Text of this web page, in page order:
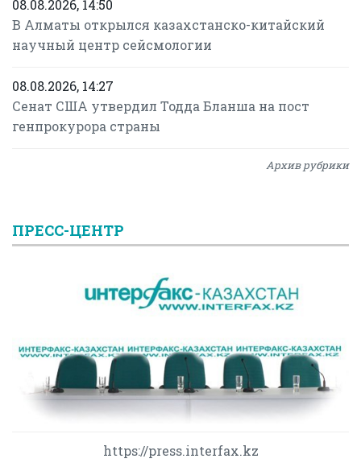
08.08.2026, 14:50
В Алматы открылся казахстанско-китайский
научный центр сейсмологии
08.08.2026, 14:27
Сенат США утвердил Тодда Бланша на пост
генпрокурора страны
Архив рубрики
ПРЕСС-ЦЕНТР
https://press.interfax.kz